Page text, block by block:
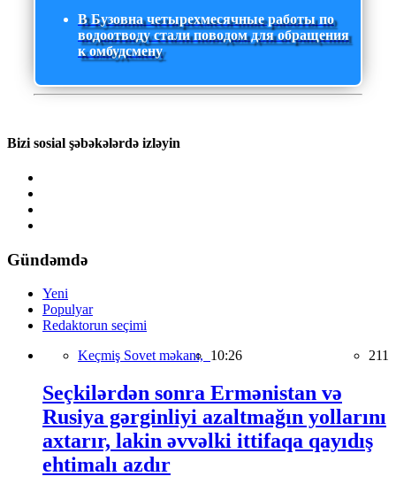
В Бузовна четырехмесячные работы по
водоотводу стали поводом для обращения
к омбудсмену
Bizi sosial şəbəkələrdə izləyin
Gündəmdə
Yeni
Populyar
Redaktorun seçimi
Keçmiş Sovet məkanı, 10:26 211
Seçkilərdən sonra Ermənistan və
Rusiya gərginliyi azaltmağın yollarını
axtarır, lakin əvvəlki ittifaqa qayıdış
ehtimalı azdır